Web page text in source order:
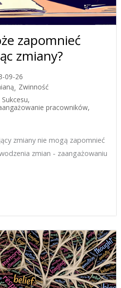
zapomnieć
zmiany?
09-26
, Zwinność
,
pracowników,
zmiany nie mogą zapomnieć
zmian - zaangażowaniu